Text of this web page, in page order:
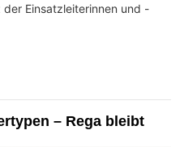
Einsatzleiterinnen und -
– Rega bleibt